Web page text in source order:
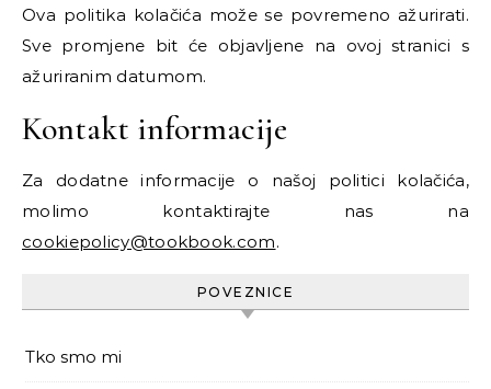
Ova politika kolačića može se povremeno ažurirati.
Sve promjene bit će objavljene na ovoj stranici s
ažuriranim datumom.
Kontakt informacije
Za dodatne informacije o našoj politici kolačića,
molimo kontaktirajte nas na
cookiepolicy@tookbook.com.
POVEZNICE
Tko smo mi